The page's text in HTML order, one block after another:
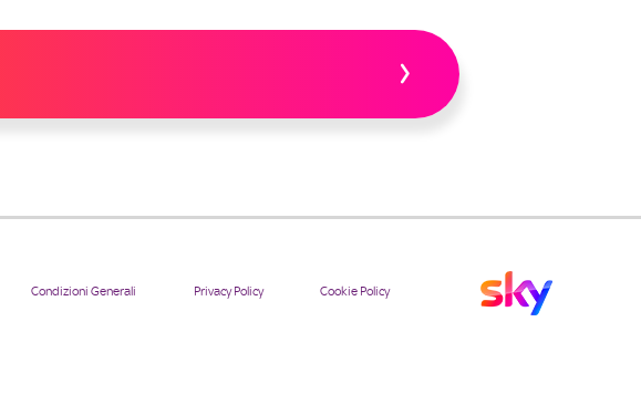
Condizioni Generali Privacy Policy Cookie Policy